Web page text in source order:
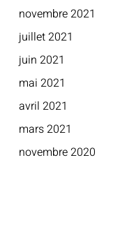
novembre 2021
juillet 2021
juin 2021
mai 2021
avril 2021
mars 2021
novembre 2020